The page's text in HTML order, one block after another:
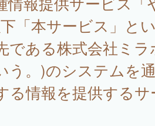
「本サービス」と
である株式会社ミラ
う。)のシステムを
る情報を提供するサ